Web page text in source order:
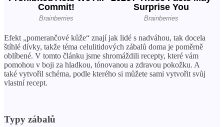
Efekt „pomerančové kůže“ znají jak lidé s nadváhou, tak docela
štíhlé dívky, takže téma celulitidových zábalů doma je poměrně
oblíbené. V tomto článku jsme shromáždili recepty, které vám
pomohou v boji za hladkou, tónovanou a zdravou pokožku. A
také vytvořil schéma, podle kterého si můžete sami vytvořit svůj
vlastní recept.
Typy zábalů